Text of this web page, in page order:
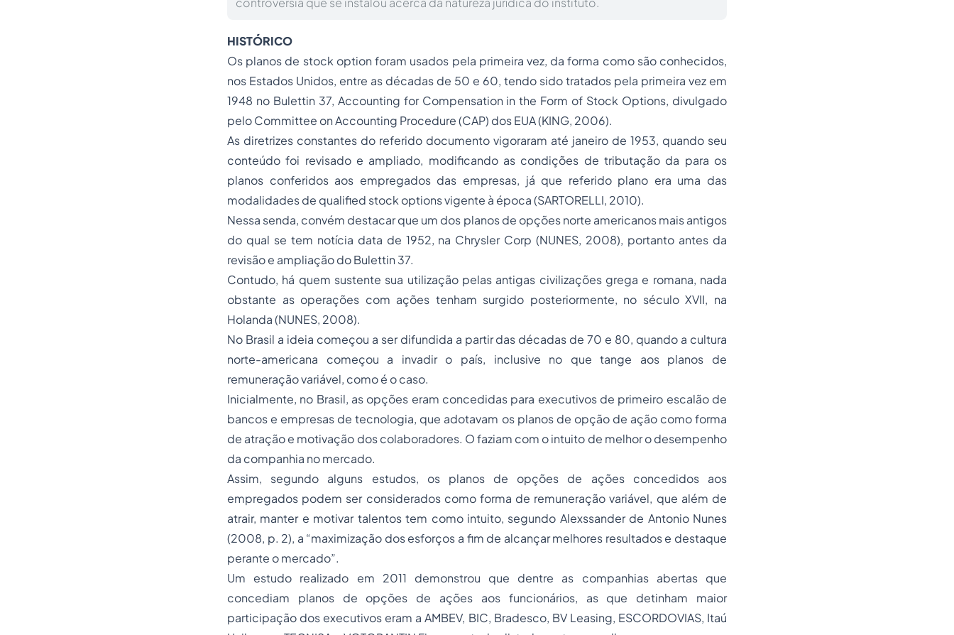
HISTÓRICO
Os planos de stock option foram usados pela primeira vez, da forma como são conhecidos,
nos Estados Unidos, entre as décadas de 50 e 60, tendo sido tratados pela primeira vez em
1948 no Bulettin 37, Accounting for Compensation in the Form of Stock Options, divulgado
pelo Committee on Accounting Procedure (CAP) dos EUA (KING, 2006).
As diretrizes constantes do referido documento vigoraram até janeiro de 1953, quando seu
conteúdo foi revisado e ampliado, modificando as condições de tributação da para os
planos conferidos aos empregados das empresas, já que referido plano era uma das
modalidades de qualified stock options vigente à época (SARTORELLI, 2010).
Nessa senda, convém destacar que um dos planos de opções norte americanos mais antigos
do qual se tem notícia data de 1952, na Chrysler Corp (NUNES, 2008), portanto antes da
revisão e ampliação do Bulettin 37.
Contudo, há quem sustente sua utilização pelas antigas civilizações grega e romana, nada
obstante as operações com ações tenham surgido posteriormente, no século XVII, na
Holanda (NUNES, 2008).
No Brasil a ideia começou a ser difundida a partir das décadas de 70 e 80, quando a cultura
norte-americana começou a invadir o país, inclusive no que tange aos planos de
remuneração variável, como é o caso.
Inicialmente, no Brasil, as opções eram concedidas para executivos de primeiro escalão de
bancos e empresas de tecnologia, que adotavam os planos de opção de ação como forma
de atração e motivação dos colaboradores. O faziam com o intuito de melhor o desempenho
da companhia no mercado.
Assim, segundo alguns estudos, os planos de opções de ações concedidos aos
empregados podem ser considerados como forma de remuneração variável, que além de
atrair, manter e motivar talentos tem como intuito, segundo Alexssander de Antonio Nunes
(2008, p. 2), a “maximização dos esforços a fim de alcançar melhores resultados e destaque
perante o mercado”.
Um estudo realizado em 2011 demonstrou que dentre as companhias abertas que
concediam planos de opções de ações aos funcionários, as que detinham maior
participação dos executivos eram a AMBEV, BIC, Bradesco, BV Leasing, ESCORDOVIAS, Itaú